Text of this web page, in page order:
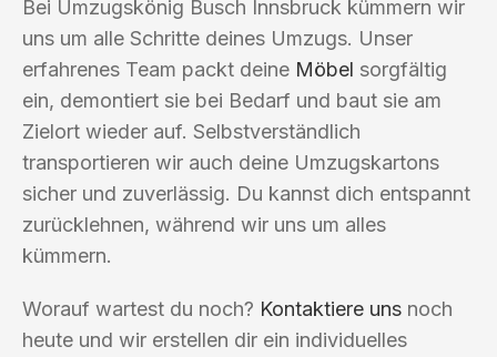
Bei Umzugskönig Busch Innsbruck kümmern wir
uns um alle Schritte deines Umzugs. Unser
erfahrenes Team packt deine Möbel sorgfältig
ein, demontiert sie bei Bedarf und baut sie am
Zielort wieder auf. Selbstverständlich
transportieren wir auch deine Umzugskartons
sicher und zuverlässig. Du kannst dich entspannt
zurücklehnen, während wir uns um alles
kümmern.
Worauf wartest du noch? Kontaktiere uns noch
heute und wir erstellen dir ein individuelles